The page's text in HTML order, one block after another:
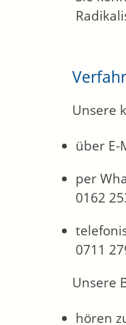
Unsere
über
per
0162
0711
Unsere
hören